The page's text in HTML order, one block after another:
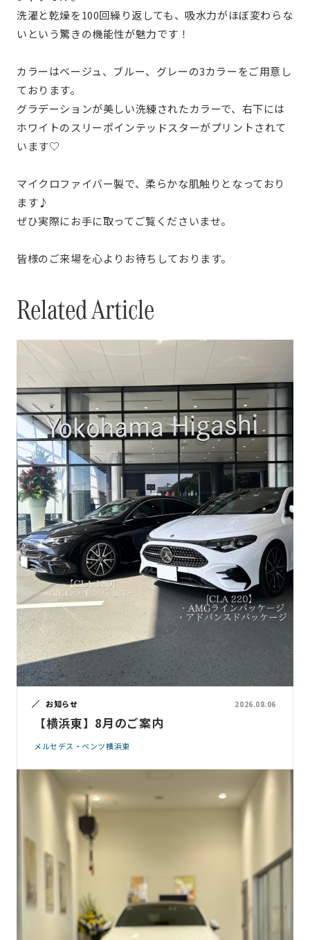
洗濯と乾燥を100回繰り返しても、吸水力がほぼ変わらな
いという驚きの機能性が魅力です！
カラーはベージュ、ブルー、グレーの3カラーをご用意し
ております。
グラデーションが美しい洗練されたカラーで、右下には
ホワイトのスリーポインテッドスターがプリントされて
います♡
マイクロファイバー製で、柔らかな肌触りとなっており
ます♪
ぜひ実際にお手に取ってご覧くださいませ。
皆様のご来場を心よりお待ちしております。
Related Article
お知らせ 2026.08.06
【横浜東】8月のご案内
メルセデス・ベンツ横浜東